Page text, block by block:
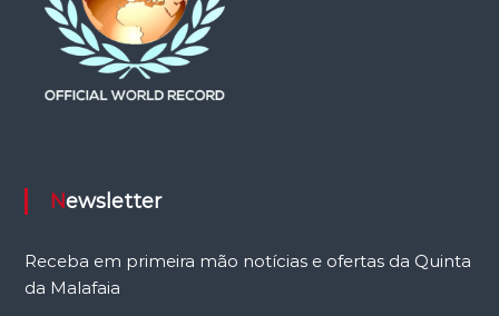
Newsletter
Receba em primeira mão notícias e ofertas da Quinta
da Malafaia